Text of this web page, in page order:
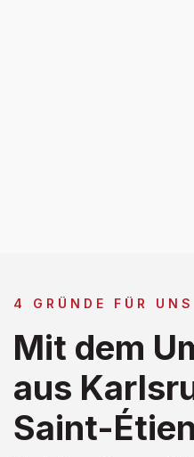
4 GRÜNDE FÜR UNS
Mit dem
aus
Saint-